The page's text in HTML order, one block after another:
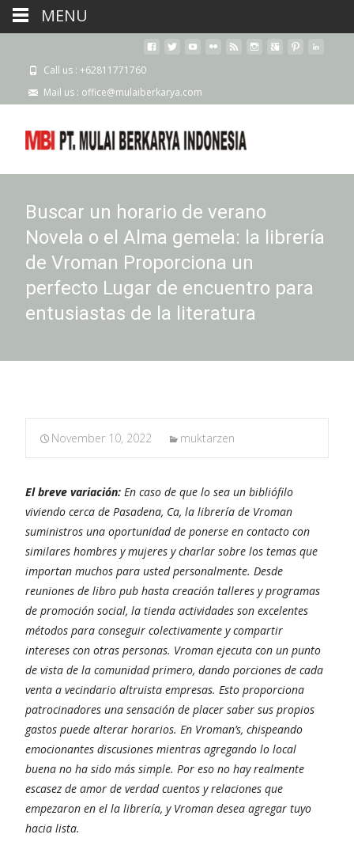
Call us : +62811771760
Mail us : office@mulaiberkarya.com
Buscar un horario de verano
Novela o el Alma gemela: la librería
de Vroman Proporciona un
perfecto Lugar de encuentro para
entusiastas de la literatura
November 10, 2022 muktarzen
El breve variación: En caso de que lo sea un bibliófilo
viviendo ​​cerca de Pasadena, Ca, la librería de Vroman
suministros una oportunidad de ponerse en contacto con
similares hombres y mujeres y charlar sobre los temas que
importan muchos para usted personalmente. Desde
reuniones de libro pub hasta creación talleres y programas
de promoción social, la tienda actividades son excelentes
métodos para conseguir colectivamente y compartir
intereses con otras personas. Vroman ejecuta con un punto
de vista de la comunidad primero, dando porciones de cada
venta a vecindario altruista empresas. Esto proporciona
patrocinadores una sensación de placer saber sus propios
gastos puede alterar horarios. En Vroman’s, chispeando
emocionantes discusiones mientras agregando lo local
buena no ha sido más simple. Por eso no hay realmente
escasez de amor de verdad cuentos y relaciones que
empezaron en el la librería, y Vroman desea agregar tuyo
hacia lista.
MENU